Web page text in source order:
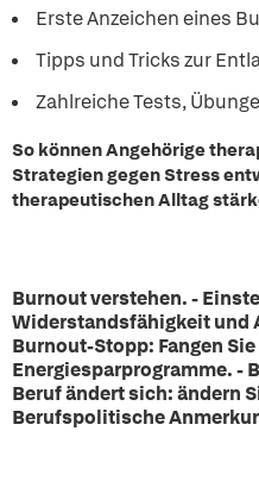
Erste Anzeichen eines
Tipps und Tricks zur
Zahlreiche Tests,
So können Angehörige
Strategien gegen Stress
therapeutischen Alltag
Burnout verstehen. -
Widerstandsfähigkeit und
Burnout-Stopp: Fangen
Energiesparprogramme. -
Beruf ändert sich: ändern
Berufspolitische